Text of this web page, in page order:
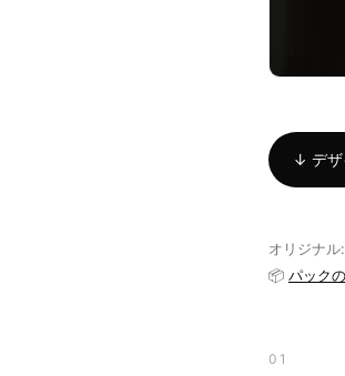
↓ デザ
オリジナル:
📦 パック
01